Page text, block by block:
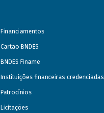
Financiamentos
Cartão BNDES
BNDES Finame
Instituições financeiras credenciadas
Patrocínios
Licitações